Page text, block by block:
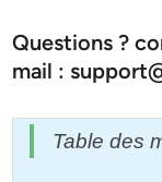
Questions ?
mail :
Table des